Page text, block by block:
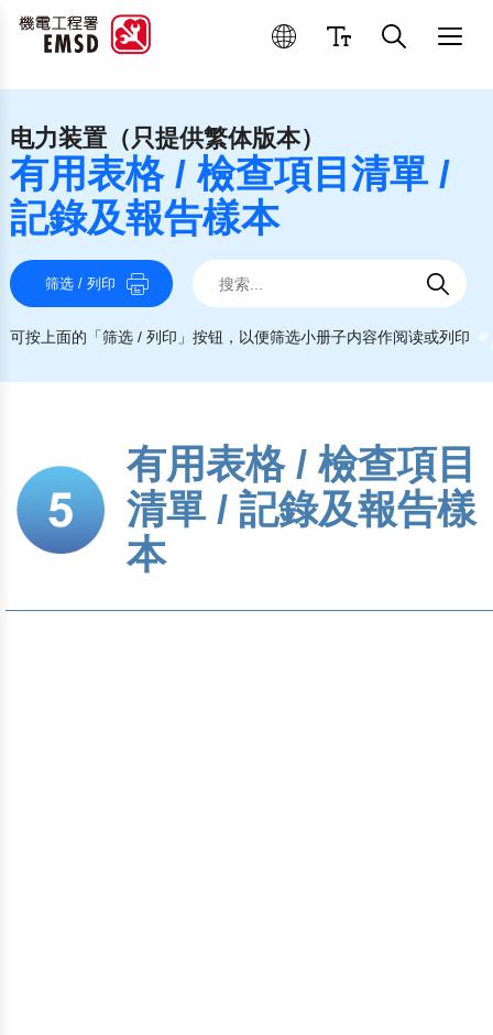
电力装置（只提供繁体版本）
有用表格 / 檢查項目清單 /
記錄及報告樣本
筛选 / 列印
搜索
搜索
搜索
可按上面的「筛选 / 列印」按钮，以便筛选小册子内容作阅读或列印
有用表格 / 檢查項目
清單 / 記錄及報告樣
本